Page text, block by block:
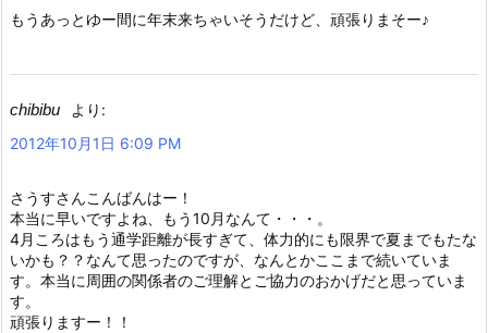
もうあっとゆー間に年末来ちゃいそうだけど、頑張りまそー♪
chibibu
より:
2012年10月1日 6:09 PM
さうすさんこんばんはー！
本当に早いですよね、もう10月なんて・・・。
4月ころはもう通学距離が長すぎて、体力的にも限界で夏までもたな
いかも？？なんて思ったのですが、なんとかここまで続いていま
す。本当に周囲の関係者のご理解とご協力のおかげだと思っていま
す。
頑張りますー！！